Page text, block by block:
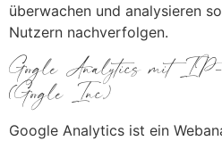
überwachen und analysieren
Nutzern nachverfolgen.
Google Analytics mit IP-
(Google Inc.)
Google Analytics ist ein